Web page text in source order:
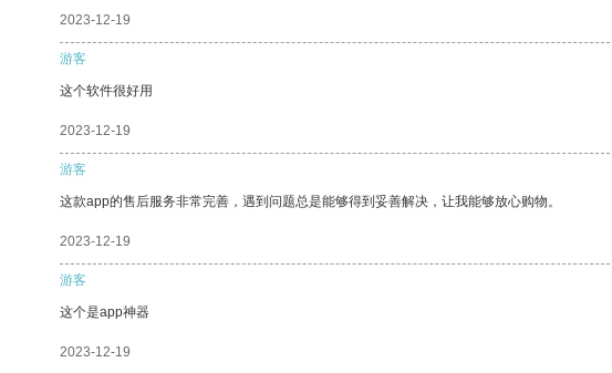
2023-12-19
游客
这个软件很好用
2023-12-19
游客
这款app的售后服务非常完善，遇到问题总是能够得到妥善解决，让我能够放心购物。
2023-12-19
游客
这个是app神器
2023-12-19